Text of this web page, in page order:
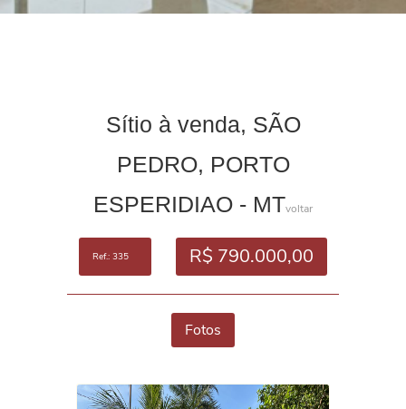
Sítio à venda, SÃO
PEDRO, PORTO
ESPERIDIAO - MTvoltar
Ref.: 335 R$ 790.000,00
Fotos